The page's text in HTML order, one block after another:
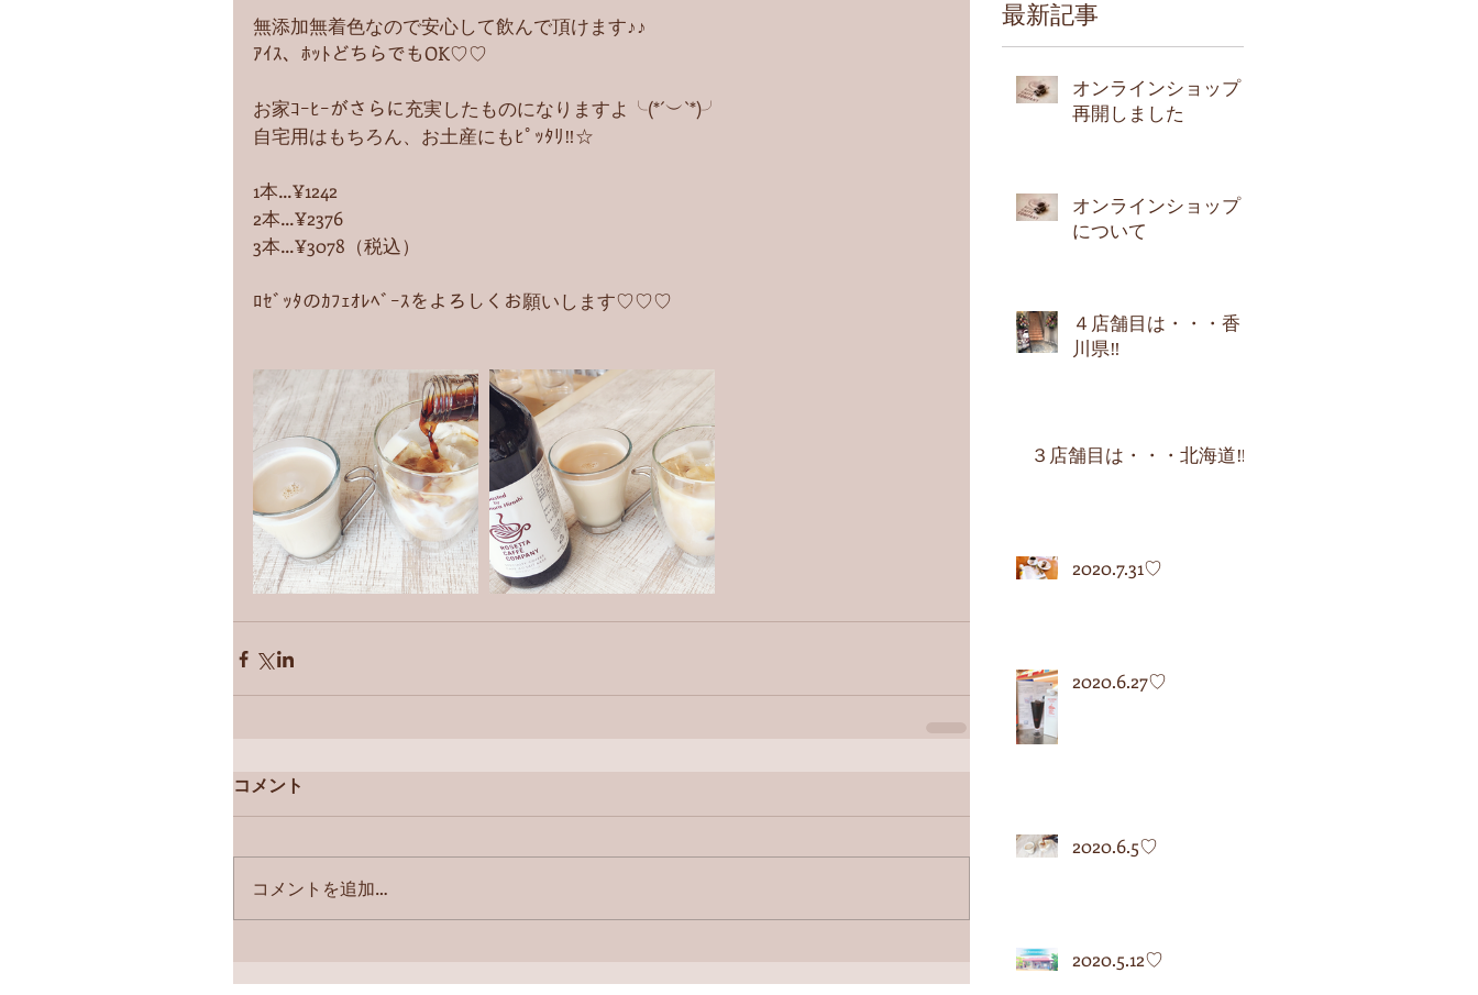
無添加無着色なので安心して飲んで頂けます♪♪
ｱｲｽ、ﾎｯﾄどちらでもOK♡♡
お家ｺｰﾋｰがさらに充実したものになりますよ╰(*´︶`*)╯
自宅用はもちろん、お土産にもﾋﾟｯﾀﾘ‼︎☆
1本…¥1242
2本…¥2376
3本…¥3078（税込）
ﾛｾﾞｯﾀのｶﾌｪｵﾚﾍﾞｰｽをよろしくお願いします♡♡♡
コメント
コメントを追加…
最新記事
オンラインショップ
再開しました
オンラインショップ
について
４店舗目は・・・香
川県‼︎
３店舗目は・・・北海道‼︎
2020.7.31♡
2020.6.27♡
2020.6.5♡
2020.5.12♡